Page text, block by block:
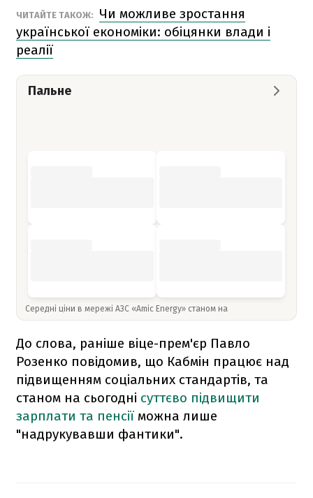
ЧИТАЙТЕ ТАКОЖ:
Чи можливе зростання
української економіки: обіцянки влади і
реалії
Пальне
Середні ціни в мережі АЗС «Amic Energy» станом на
До слова, раніше віце-прем'єр Павло
Розенко повідомив, що Кабмін працює над
підвищенням соціальних стандартів, та
станом на сьогодні суттєво підвищити
зарплати та пенсії можна лише
"надрукувавши фантики".